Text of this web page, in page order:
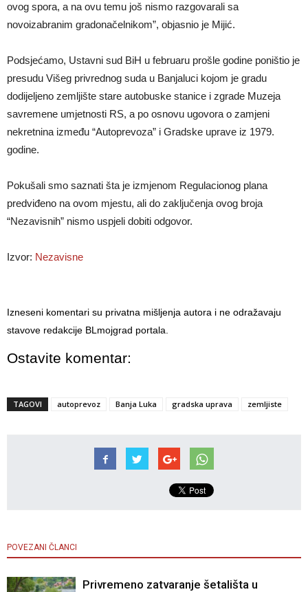
ovog spora, a na ovu temu još nismo razgovarali sa
novoizabranim gradonačelnikom”, objasnio je Mijić.
Podsjećamo, Ustavni sud BiH u februaru prošle godine poništio je
presudu Višeg privrednog suda u Banjaluci kojom je gradu
dodijeljeno zemljište stare autobuske stanice i zgrade Muzeja
savremene umjetnosti RS, a po osnovu ugovora o zamjeni
nekretnina između “Autoprevoza” i Gradske uprave iz 1979.
godine.
Pokušali smo saznati šta je izmjenom Regulacionog plana
predviđeno na ovom mjestu, ali do zaključenja ovog broja
“Nezavisnih” nismo uspjeli dobiti odgovor.
Izvor: Nezavisne
Izneseni komentari su privatna mišljenja autora i ne odražavaju
stavove redakcije BLmojgrad portala.
Ostavite komentar:
TAGOVI autoprevoz Banja Luka gradska uprava zemljiste
POVEZANI ČLANCI
Privremeno zatvaranje šetališta u